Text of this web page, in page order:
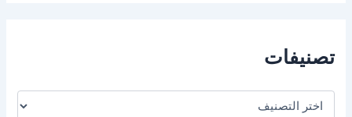
تصنيفات